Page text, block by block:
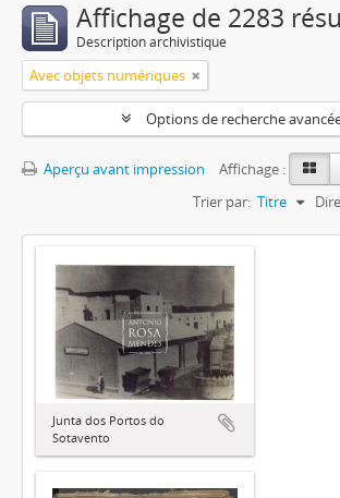
Affichage de 2283
Description archivistique
Avec objets numériques
Options de recherche
Aperçu avant impression
Affichage :
Trier par: Titre
Junta dos Portos do
Sotavento